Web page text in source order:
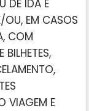
DE IDA E
EM CASOS
COM
BILHETES,
VIAGEM E